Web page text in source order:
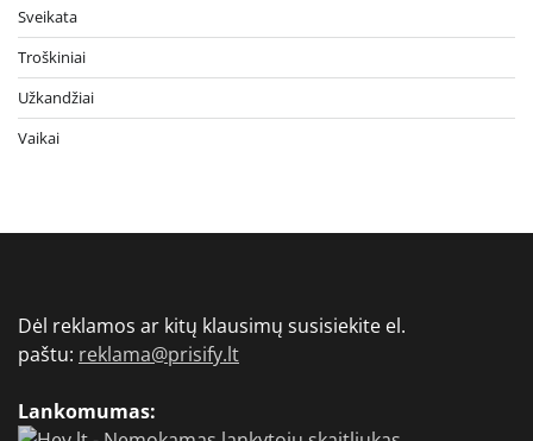
Sveikata
Troškiniai
Užkandžiai
Vaikai
Dėl reklamos ar kitų klausimų susisiekite el.
paštu: reklama@prisify.lt
Lankomumas: